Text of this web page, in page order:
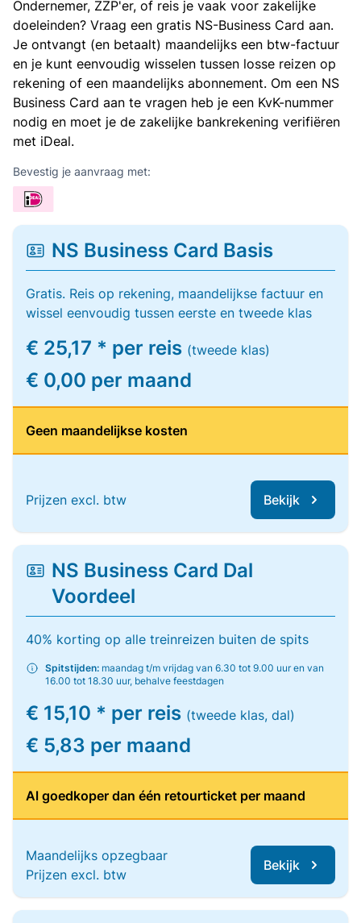
Ondernemer, ZZP'er, of reis je vaak voor zakelijke
doeleinden? Vraag een gratis NS-Business Card aan.
Je ontvangt (en betaalt) maandelijks een btw-factuur
en je kunt eenvoudig wisselen tussen losse reizen op
rekening of een maandelijks abonnement. Om een NS
Business Card aan te vragen heb je een KvK-nummer
nodig en moet je de zakelijke bankrekening verifiëren
met iDeal.
Bevestig je aanvraag met:
NS Business Card Basis
Gratis. Reis op rekening, maandelijkse factuur en
wissel eenvoudig tussen eerste en tweede klas
€ 25,17 * per reis (tweede klas)
€ 0,00 per maand
Geen maandelijkse kosten
Prijzen excl. btw Bekijk
NS Business Card Dal
Voordeel
40% korting op alle treinreizen buiten de spits
Spitstijden: maandag t/m vrijdag van 6.30 tot 9.00 uur en van
16.00 tot 18.30 uur, behalve feestdagen
€ 15,10 * per reis (tweede klas, dal)
€ 5,83 per maand
Al goedkoper dan één retourticket per maand
Maandelijks opzegbaar
Prijzen excl. btw
Bekijk